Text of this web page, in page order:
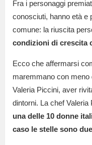
Fra i personaggi
conosciuti, hanno età e
comune: la riuscita
condizioni di crescita
Ecco che affermarsi
maremmano con meno
Valeria Piccini, aver
dintorni. La chef Valeria
una delle 10 donne
caso le stelle sono due